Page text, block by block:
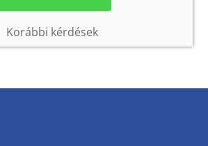
Korábbi kérdések